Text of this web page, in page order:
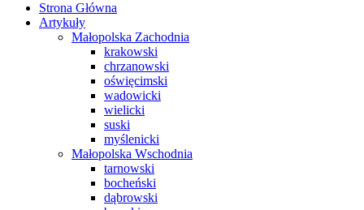
Strona Główna
Artykuły
Małopolska Zachodnia
krakowski
chrzanowski
oświęcimski
wadowicki
wielicki
suski
myślenicki
Małopolska Wschodnia
tarnowski
bocheński
dąbrowski